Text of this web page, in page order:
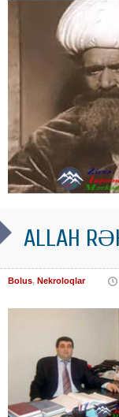
ALLAH
Bolus, Nekroloqlar